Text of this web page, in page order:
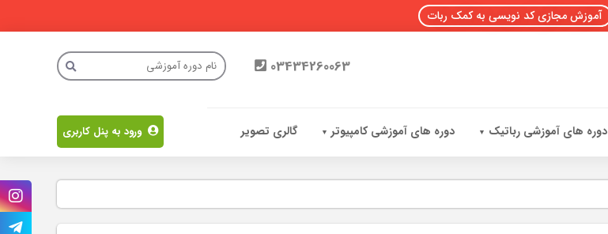
آموزش مجازی کد نویسی به کمک ربات
03434260063
دوره های آموزشی رباتیک دوره های آموزشی کامپیوتر گالری تصویر ورود به پنل کاربری